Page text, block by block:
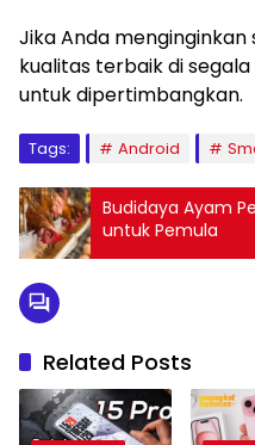
Jika Anda
kualitas terbaik di
untuk dipertimbangkan.
Tags: Android
Budidaya Ayam
untuk Pemula
Related Posts